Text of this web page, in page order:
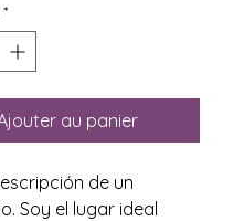
*
au panier
de un
Soy el lugar ideal